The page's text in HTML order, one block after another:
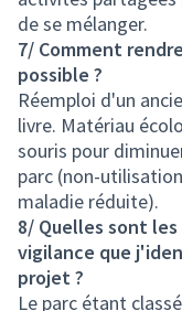
de se mélanger.
7/ Comment
possible ?
Réemploi d'un
livre. Matériau
souris pour
parc (non-
maladie réduite).
8/ Quelles sont
vigilance que
projet ?
Le parc étant